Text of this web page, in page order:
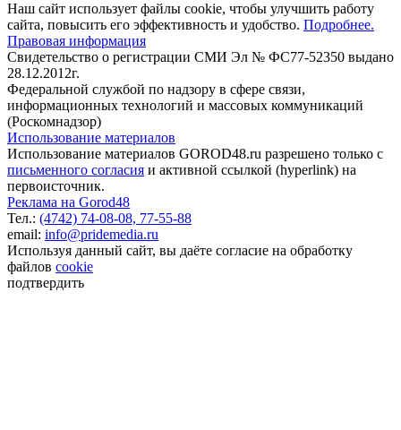
Наш сайт использует файлы cookie, чтобы улучшить работу
сайта, повысить его эффективность и удобство. Подробнее.
Правовая информация
Свидетельство о регистрации СМИ Эл № ФС77-52350 выдано
28.12.2012г.
Федеральной службой по надзору в сфере связи,
информационных технологий и массовых коммуникаций
(Роскомнадзор)
Использование материалов
Использование материалов GOROD48.ru разрешено только с
письменного согласия и активной ссылкой (hyperlink) на
первоисточник.
Реклама на Gorod48
Тел.: (4742) 74-08-08, 77-55-88
email: info@pridemedia.ru
Используя данный сайт, вы даёте согласие на обработку
файлов cookie
подтвердить